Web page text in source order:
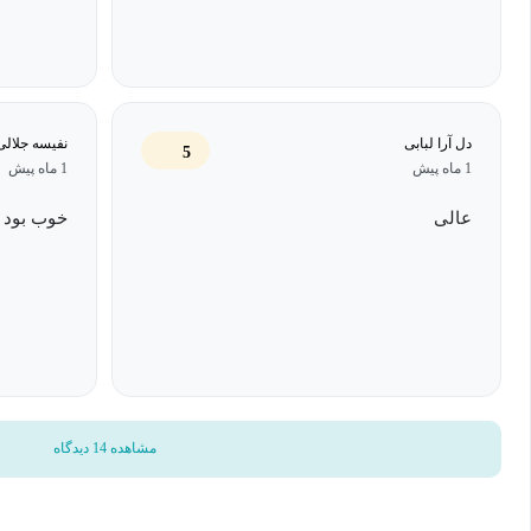
دل آرا لبابی
1 ماه پیش
5
عالی
نفیسه
1 ماه پیش
خوب بود
مشاهده 14 دیدگاه